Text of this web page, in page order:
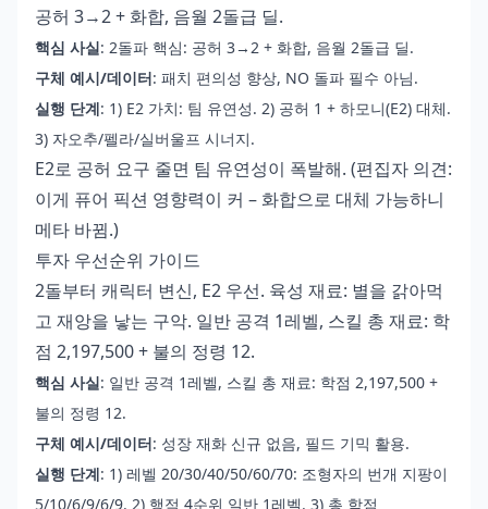
공허 3→2 + 화합, 음월 2돌급 딜.
핵심 사실: 2돌파 핵심: 공허 3→2 + 화합, 음월 2돌급 딜.
구체 예시/데이터: 패치 편의성 향상, NO 돌파 필수 아님.
실행 단계: 1) E2 가치: 팀 유연성. 2) 공허 1 + 하모니(E2) 대체.
3) 자오추/펠라/실버울프 시너지.
E2로 공허 요구 줄면 팀 유연성이 폭발해. (편집자 의견:
이게 퓨어 픽션 영향력이 커 – 화합으로 대체 가능하니
메타 바뀜.)
투자 우선순위 가이드
2돌부터 캐릭터 변신, E2 우선. 육성 재료: 별을 갉아먹
고 재앙을 낳는 구악. 일반 공격 1레벨, 스킬 총 재료: 학
점 2,197,500 + 불의 정령 12.
핵심 사실: 일반 공격 1레벨, 스킬 총 재료: 학점 2,197,500 +
불의 정령 12.
구체 예시/데이터: 성장 재화 신규 없음, 필드 기믹 활용.
실행 단계: 1) 레벨 20/30/40/50/60/70: 조형자의 번개 지팡이
5/10/6/9/6/9. 2) 행적 4순위 일반 1레벨. 3) 총 학점